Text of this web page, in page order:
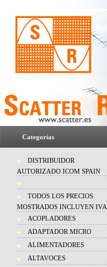
Categorías
DISTRIBUIDOR
AUTORIZADO ICOM SPAIN
TODOS LOS PRECIOS
MOSTRADOS INCLUYEN IVA
ACOPLADORES
ADAPTADOR MICRO
ALIMENTADORES
ALTAVOCES